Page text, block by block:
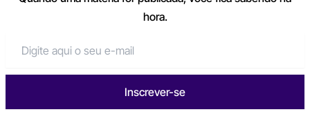
hora.
Inscrever-se